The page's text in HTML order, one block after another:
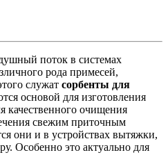
поток в системах
рода примесей,
служат сорбенты для
основой для изготовления
качественного очищения
свежим приточным
они и в устройствах вытяжки,
Особенно это актуально для